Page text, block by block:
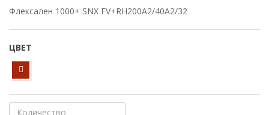
Флексален 1000+ SNX FV+RH200A2/40A2/32
ЦВЕТ